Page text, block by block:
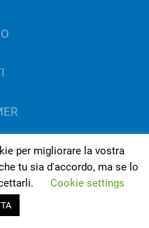
per migliorare la vostra
tu sia d'accordo, ma se lo
Cookie settings